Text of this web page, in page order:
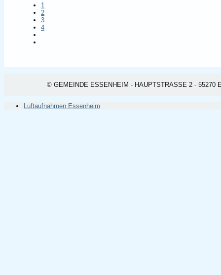
1
2
3
4
© GEMEINDE ESSENHEIM - HAUPTSTRASSE 2 - 55270
Luftaufnahmen Essenheim